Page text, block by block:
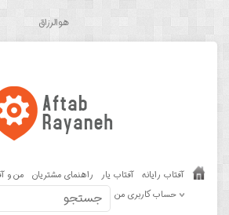
هوالرزاق
آفتاب رایانه آفتاب یار راهنمای مشتریان من و
حساب کاربری من